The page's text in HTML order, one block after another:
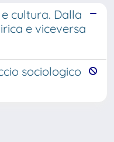
cultura. Dalla
e viceversa
sociologico